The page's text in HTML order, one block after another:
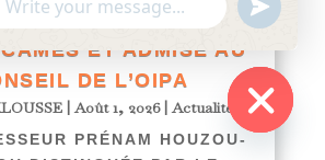
MOUZOU DISTINGUÉE
ET ADMISE AU
DE L’OIPA
|Août 1, 2026|Actualités
PRÉNAM HOUZOU-